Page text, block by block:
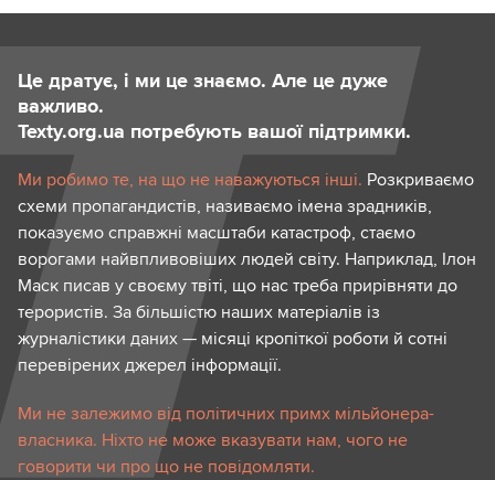
Це дратує, і ми це знаємо. Але це дуже
важливо.
Texty.org.ua потребують вашої підтримки.
Ми робимо те, на що не наважуються інші. Розкриваємо
схеми пропагандистів, називаємо імена зрадників,
показуємо справжні масштаби катастроф, стаємо
ворогами найвпливовіших людей світу. Наприклад, Ілон
Маск писав у своєму твіті, що нас треба прирівняти до
терористів. За більшістю наших матеріалів із
журналістики даних — місяці кропіткої роботи й сотні
перевірених джерел інформації.
Ми не залежимо від політичних примх мільйонера-
власника. Ніхто не може вказувати нам, чого не
говорити чи про що не повідомляти.